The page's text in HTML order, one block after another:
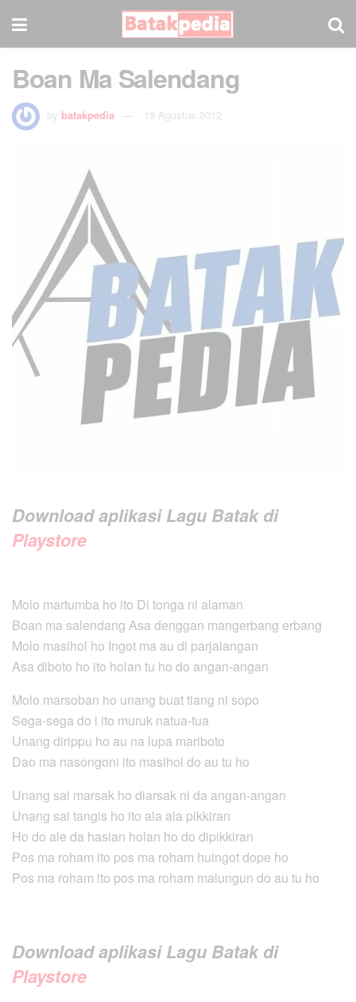
Boan Ma Salendang
by batakpedia 18 Agustus 2012
Download aplikasi Lagu Batak di
Playstore
Molo martumba ho ito Di tonga ni alaman
Boan ma salendang Asa denggan mangerbang erbang
Molo masihol ho Ingot ma au di parjalangan
Asa diboto ho ito holan tu ho do angan-angan
Molo marsoban ho unang buat tiang ni sopo
Sega-sega do i ito muruk natua-tua
Unang dirippu ho au na lupa mariboto
Dao ma nasongoni ito masihol do au tu ho
Unang sai marsak ho diarsak ni da angan-angan
Unang sai tangis ho ito ala ala pikkiran
Ho do ale da hasian holan ho do dipikkiran
Pos ma roham ito pos ma roham huingot dope ho
Pos ma roham ito pos ma roham malungun do au tu ho
Download aplikasi Lagu Batak di
Playstore